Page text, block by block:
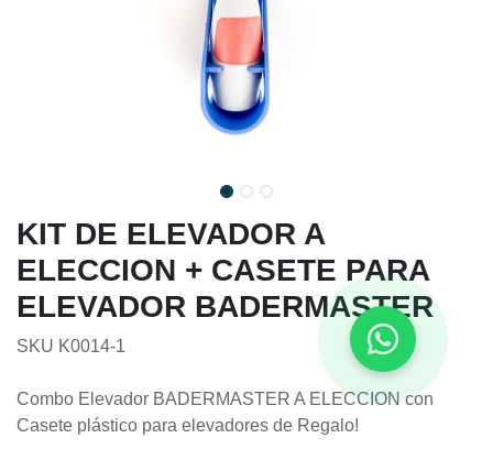
KIT DE ELEVADOR A
ELECCION + CASETE PARA
ELEVADOR BADERMASTER
SKU K0014-1
Combo Elevador BADERMASTER A ELECCION con
Casete plástico para elevadores de Regalo!